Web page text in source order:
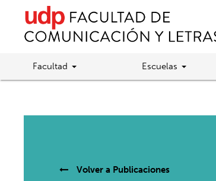
Facultad Escuelas
Volver a Publicaciones